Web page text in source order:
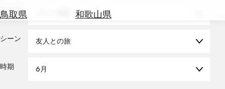
鳥取県
和歌山県
を
テーマ
シーン 友人との旅
時期 6月